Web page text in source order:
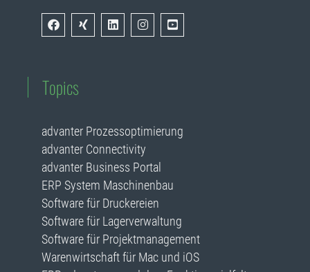
Topics
advanter Prozessoptimierung
advanter Connectivity
advanter Business Portal
ERP System Maschinenbau
Software für Druckereien
Software für Lagerverwaltung
Software für Projektmanagement
Warenwirtschaft für Mac und iOS